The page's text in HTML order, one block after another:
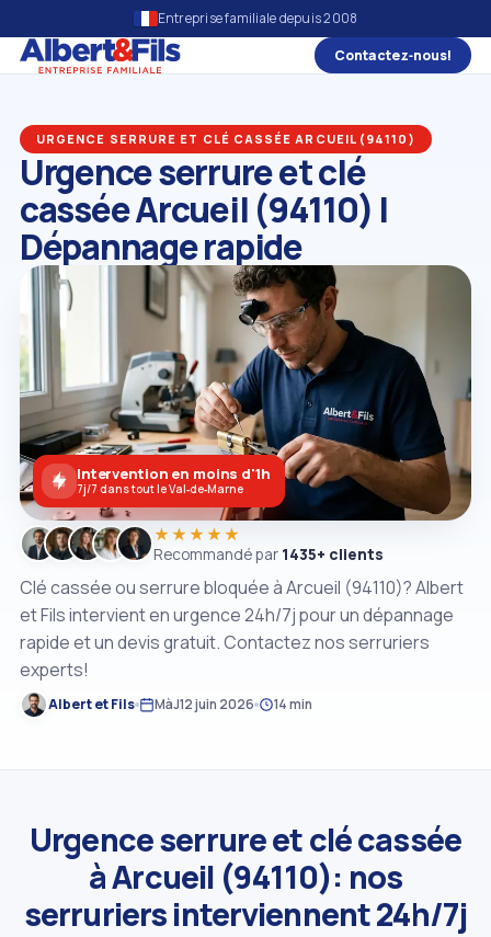
Entreprise familiale depuis 2008
Contactez‑nous!
URGENCE SERRURE ET CLÉ CASSÉE ARCUEIL (94110)
Urgence serrure et clé
cassée Arcueil (94110) |
Dépannage rapide
Clé cassée ou serrure bloquée à Arcueil (94110)? Albert
et Fils intervient en urgence 24h/7j pour un dépannage
rapide et un devis gratuit. Contactez nos serruriers
experts!
Albert et Fils MàJ12 juin 2026 14 min
★★★★★
Recommandé par 1435+ clients
Intervention en moins d'1h
7j/7 dans tout le Val‑de‑Marne
Urgence serrure et clé cassée
à Arcueil (94110): nos
serruriers interviennent 24h/7j